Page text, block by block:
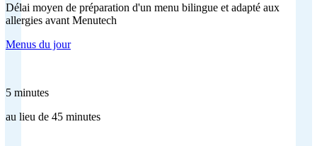
Délai moyen de préparation d'un menu bilingue et adapté aux
allergies avant Menutech
Menus du jour
5 minutes
au lieu de 45 minutes